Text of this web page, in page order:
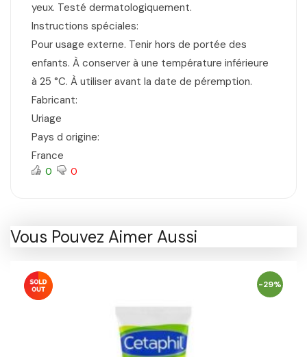
yeux. Testé dermatologiquement.
Instructions spéciales:
Pour usage externe. Tenir hors de portée des
enfants. À conserver à une température inférieure
à 25 °C. À utiliser avant la date de péremption.
Fabricant:
Uriage
Pays d origine:
France
0 0
Vous Pouvez Aimer Aussi
-29%